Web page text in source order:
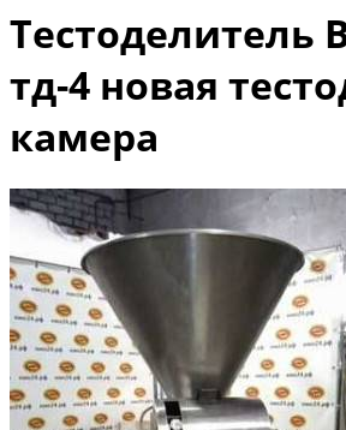
Тестоделитель
тд-4 новая
камера